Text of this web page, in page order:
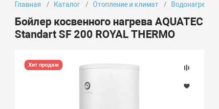
Главная Каталог Отопление и климат
Бойлер косвенного нагрева AQUATEC
Standart SF 200 ROYAL THERMO
Хит продаж